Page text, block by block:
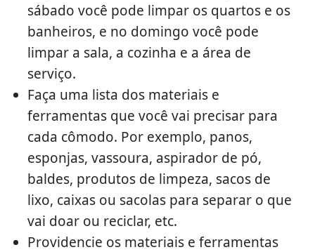
sábado você pode limpar os quartos e os
banheiros, e no domingo você pode
limpar a sala, a cozinha e a área de
serviço.
Faça uma lista dos materiais e
ferramentas que você vai precisar para
cada cômodo. Por exemplo, panos,
esponjas, vassoura, aspirador de pó,
baldes, produtos de limpeza, sacos de
lixo, caixas ou sacolas para separar o que
vai doar ou reciclar, etc.
Providencie os materiais e ferramentas